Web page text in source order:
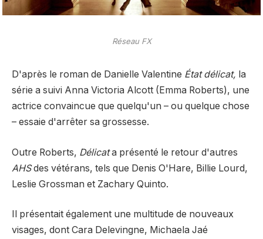
Réseau FX
D'après le roman de Danielle Valentine État délicat, la
série a suivi Anna Victoria Alcott (Emma Roberts), une
actrice convaincue que quelqu'un – ou quelque chose
– essaie d'arrêter sa grossesse.
Outre Roberts, Délicata présenté le retour d'autres
AHSdes vétérans, tels que Denis O'Hare, Billie Lourd,
Leslie Grossman et Zachary Quinto.
Il présentait également une multitude de nouveaux
visages, dont Cara Delevingne, Michaela Jaé